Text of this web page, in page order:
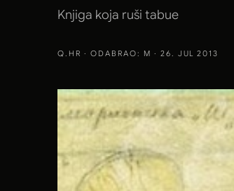
Knjiga koja ruši tabue
Q.HR · ODABRAO: M · 26. JUL 2013